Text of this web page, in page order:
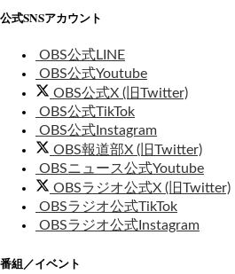
公式SNSアカウント
OBS公式LINE
OBS公式Youtube
OBS公式X (旧Twitter)
OBS公式TikTok
OBS公式Instagram
OBS報道部X (旧Twitter)
OBSニュース公式Youtube
OBSラジオ公式X (旧Twitter)
OBSラジオ公式TikTok
OBSラジオ公式Instagram
番組／イベント